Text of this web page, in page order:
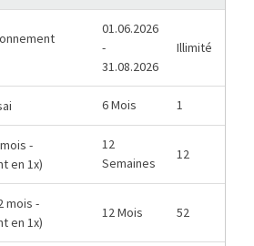
01.06.2026
-
31.08.2026
Illimité
6 Mois 1
-
en 1x)
12
Semaines
12
mois -
en 1x)
12 Mois 52